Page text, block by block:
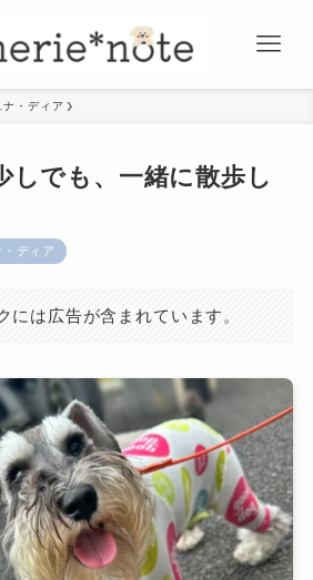
ナ・ディア
しでも、一緒に散歩し
・ディア
には広告が含まれています。